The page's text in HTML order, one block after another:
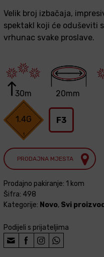
Velik broj izbačaja,
spektakl koji će oduševiti
vrhunac svake proslave.
30m 20mm
1.4G F3
PRODAJNA MJESTA
Prodajno pakiranje: 1 kom
Šifra: 498
Kategorije: Novo, Svi
Podijeli s prijateljima